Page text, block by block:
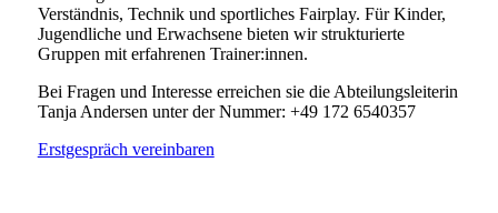
Verständnis, Technik und sportliches Fairplay. Für Kinder,
Jugendliche und Erwachsene bieten wir strukturierte
Gruppen mit erfahrenen Trainer:innen.
Bei Fragen und Interesse erreichen sie die Abteilungsleiterin
Tanja Andersen unter der Nummer: +49 172 6540357
Erstgespräch vereinbaren